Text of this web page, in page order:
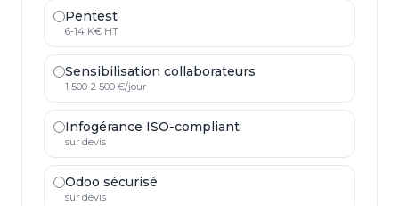
Pentest
6-14 K€ HT
Sensibilisation collaborateurs
1 500-2 500 €/jour
Infogérance ISO-compliant
sur devis
Odoo sécurisé
sur devis